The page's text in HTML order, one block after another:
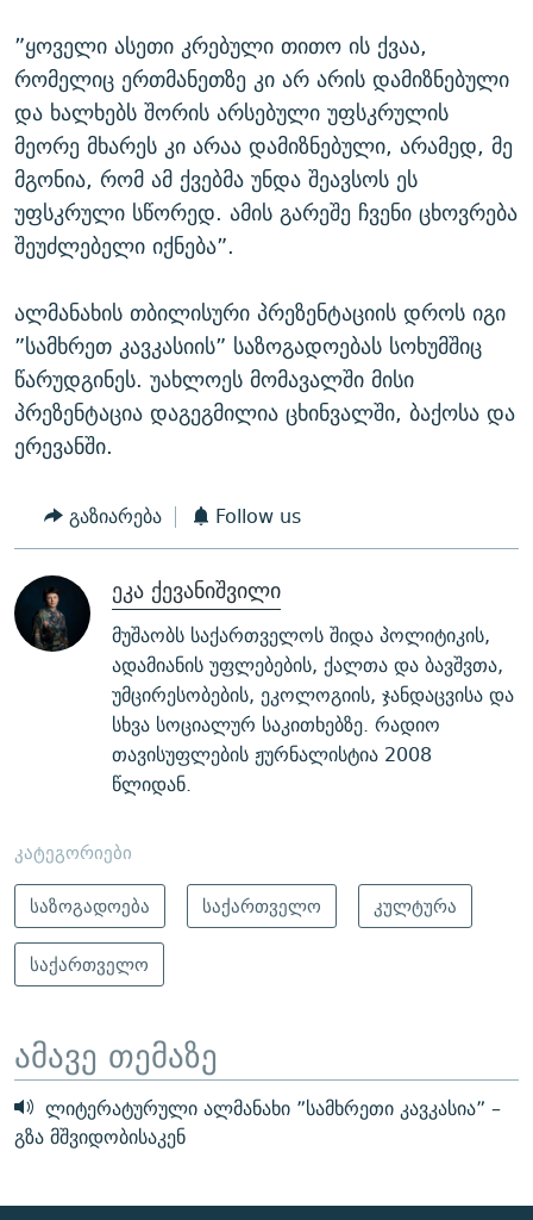
”ყოველი ასეთი კრებული თითო ის ქვაა,
რომელიც ერთმანეთზე კი არ არის დამიზნებული
და ხალხებს შორის არსებული უფსკრულის
მეორე მხარეს კი არაა დამიზნებული, არამედ, მე
მგონია, რომ ამ ქვებმა უნდა შეავსოს ეს
უფსკრული სწორედ. ამის გარეშე ჩვენი ცხოვრება
შეუძლებელი იქნება”.
ალმანახის თბილისური პრეზენტაციის დროს იგი
”სამხრეთ კავკასიის” საზოგადოებას სოხუმშიც
წარუდგინეს. უახლოეს მომავალში მისი
პრეზენტაცია დაგეგმილია ცხინვალში, ბაქოსა და
ერევანში.
გაზიარება Follow us
ეკა ქევანიშვილი
მუშაობს საქართველოს შიდა პოლიტიკის,
ადამიანის უფლებების, ქალთა და ბავშვთა,
უმცირესობების, ეკოლოგიის, ჯანდაცვისა და
სხვა სოციალურ საკითხებზე. რადიო
თავისუფლების ჟურნალისტია 2008
წლიდან.
კატეგორიები
საზოგადოება
საქართველო
კულტურა
საქართველო
ამავე თემაზე
ლიტერატურული ალმანახი ”სამხრეთი კავკასია” –
გზა მშვიდობისაკენ